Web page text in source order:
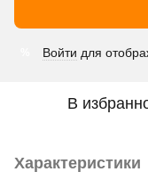
Войти для
В
Характеристики